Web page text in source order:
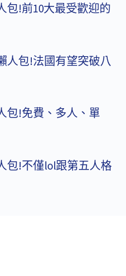
包!前10大最受歡迎的
人包!法國有望突破八
包!免費、多人、單
包!不僅lol跟第五人格